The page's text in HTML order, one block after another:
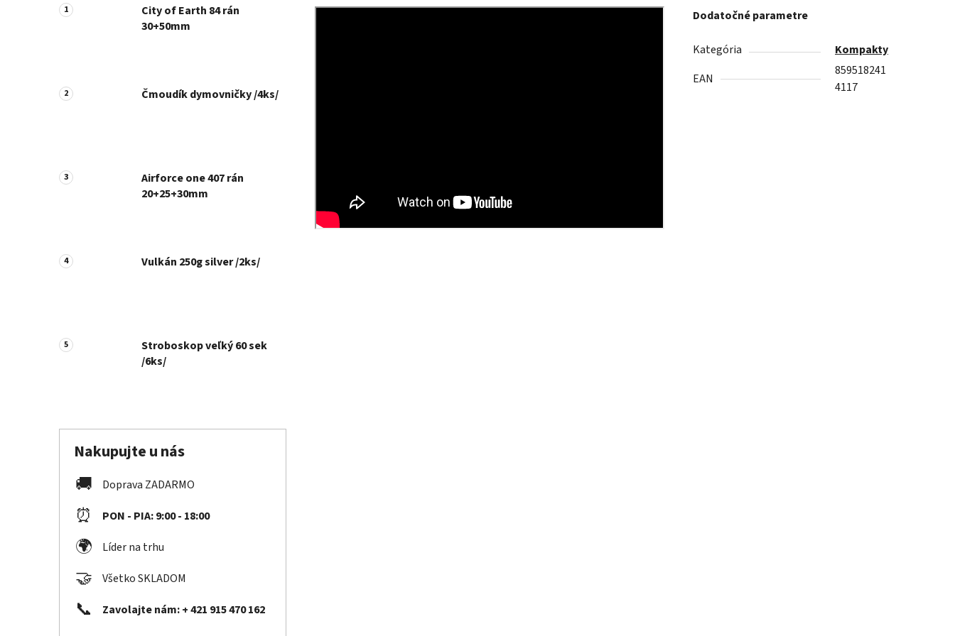
City of Earth 84 rán
30+50mm
Čmoudík dymovničky /4ks/
Airforce one 407 rán
20+25+30mm
Vulkán 250g silver /2ks/
Stroboskop veľký 60 sek
/6ks/
Nakupujte u nás
🚚 Doprava ZADARMO
⏰ PON - PIA: 9:00 - 18:00
🌍 Líder na trhu
🤝 Všetko SKLADOM
📞 Zavolajte nám: + 421 915 470 162
Dodatočné parametre
Kategória
Kompakty
EAN
859518241
4117